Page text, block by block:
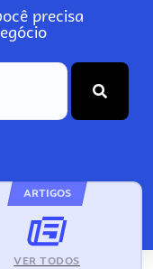
precisa
ARTIGOS
VER TODOS